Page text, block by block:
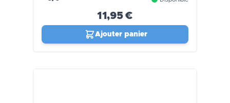
11,95 €
Ajouter panier